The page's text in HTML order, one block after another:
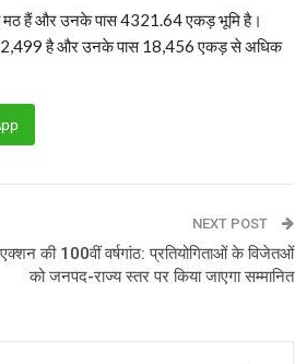
मठ हैं और उनके पास 4321.64 एकड़ भूमि है।
2,499 है और उनके पास 18,456 एकड़ से अधिक
NEXT POST
की 100वीं वर्षगांठ: प्रतियोगिताओं के विजेतओं
को जनपद-राज्य स्तर पर किया जाएगा सम्मानित